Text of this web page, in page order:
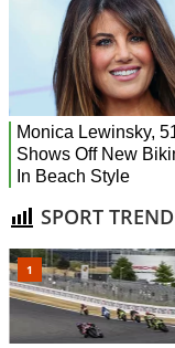
SPORT TREND